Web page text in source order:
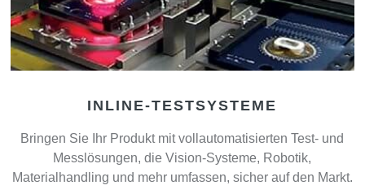
INLINE-TESTSYSTEME
Bringen Sie Ihr Produkt mit vollautomatisierten Test- und
Messlösungen, die Vision-Systeme, Robotik,
Materialhandling und mehr umfassen, sicher auf den Markt.